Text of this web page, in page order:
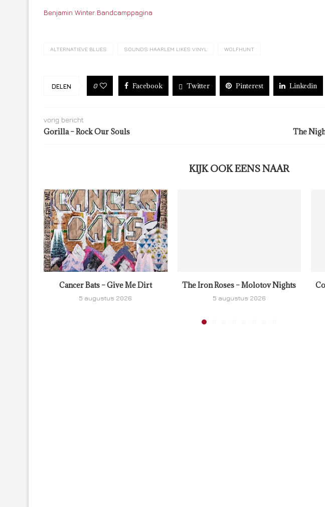
Benjamin Winter Bandcamppagina
ALTERNATIEVE BLUES SOUNDS HAARLEM LIKES VINYL WOLFHUNT
DELEN 0 Facebook Twitter Pinterest Linkedin
vorig bericht
Gorilla – Rock Our Souls The
KIJK OOK EENS NAAR
Cancer Bats – Give Me Dirt
5 augustus 2026
The Iron Roses – Molotov Nights
5 augustus 2026